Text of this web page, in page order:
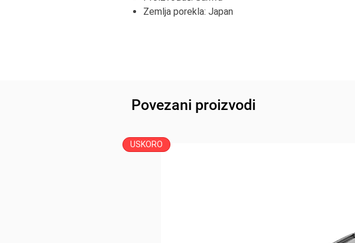
Zemlja porekla: Japan
Povezani proizvodi
USKORO